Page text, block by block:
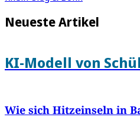
Neueste Artikel
KI-Modell von
Wie sich Hitzeinseln in